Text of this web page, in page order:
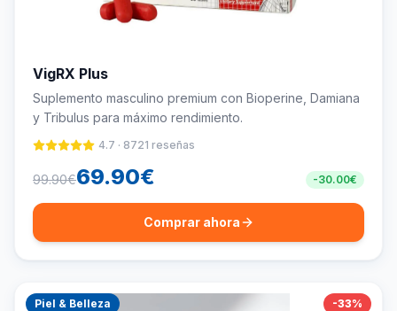
VigRX Plus
Suplemento masculino premium con Bioperine, Damiana
y Tribulus para máximo rendimiento.
4.7 · 8721 reseñas
99.90€69.90€ -30.00€
Comprar ahora
Piel & Belleza -33%